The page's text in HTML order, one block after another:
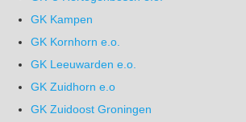
GK Kampen
GK Kornhorn e.o.
GK Leeuwarden e.o.
GK Zuidhorn e.o
GK Zuidoost Groningen